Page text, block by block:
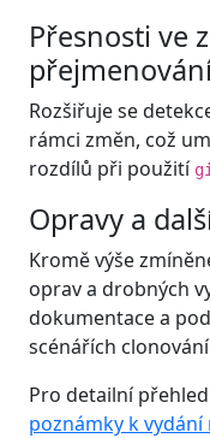
Přesnosti ve
Rozšiřuje se
rámci změn, což
rozdílů při použití
Opravy a
Kromě výše
oprav a drobných
dokumentace a
scénářích
Pro detailní
poznámky k vydání